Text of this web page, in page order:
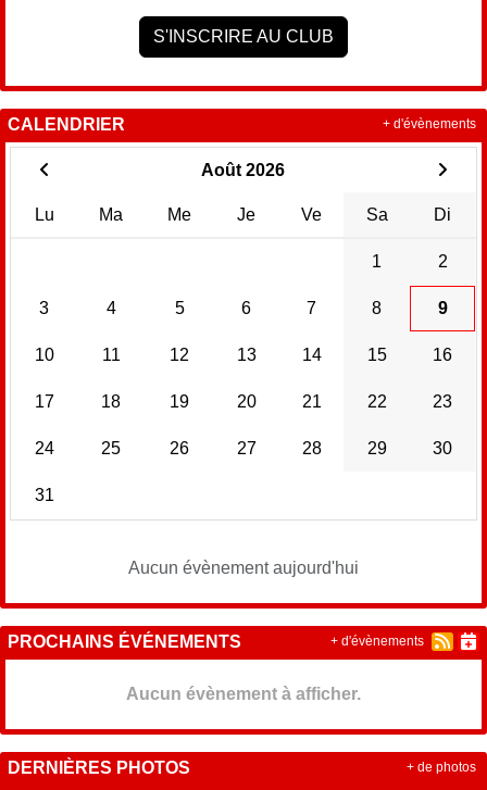
S'INSCRIRE AU CLUB
CALENDRIER
Août 2026
Lu Ma Me Je Ve Sa Di
1 2
3 4 5 6 7 8 9
10 11 12 13 14 15 16
17 18 19 20 21 22 23
24 25 26 27 28 29 30
31
Aucun évènement aujourd'hui
+ d'évènements
PROCHAINS ÉVÉNEMENTS
Aucun évènement à afficher.
+ d'évènements
DERNIÈRES PHOTOS + de photos